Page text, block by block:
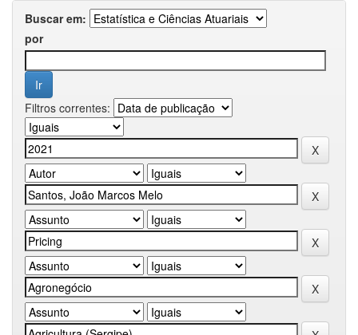
Buscar em:
por
Filtros correntes: